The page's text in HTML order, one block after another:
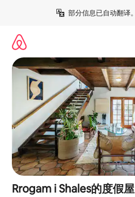
部分信息已自动翻译。
Rrogam i Shales的度假屋